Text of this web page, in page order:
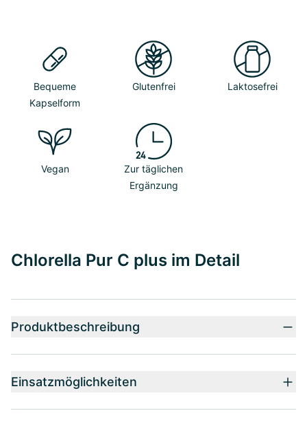
Bequeme
Kapselform
Glutenfrei Laktosefrei
Vegan
Zur täglichen
Ergänzung
Chlorella Pur C plus im Detail
Produktbeschreibung
Einsatzmöglichkeiten